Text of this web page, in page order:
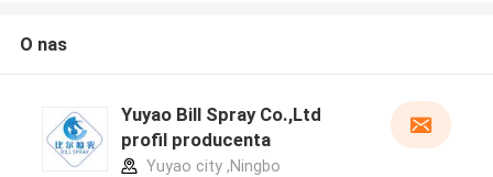
O nas
Yuyao Bill Spray Co.,Ltd
profil producenta
Yuyao city ,Ningbo